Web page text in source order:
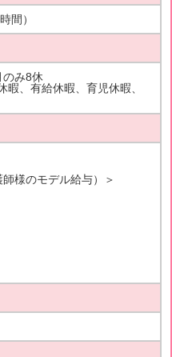
間）
み8休
、有給休暇、育児休暇、
様のモデル給与）＞